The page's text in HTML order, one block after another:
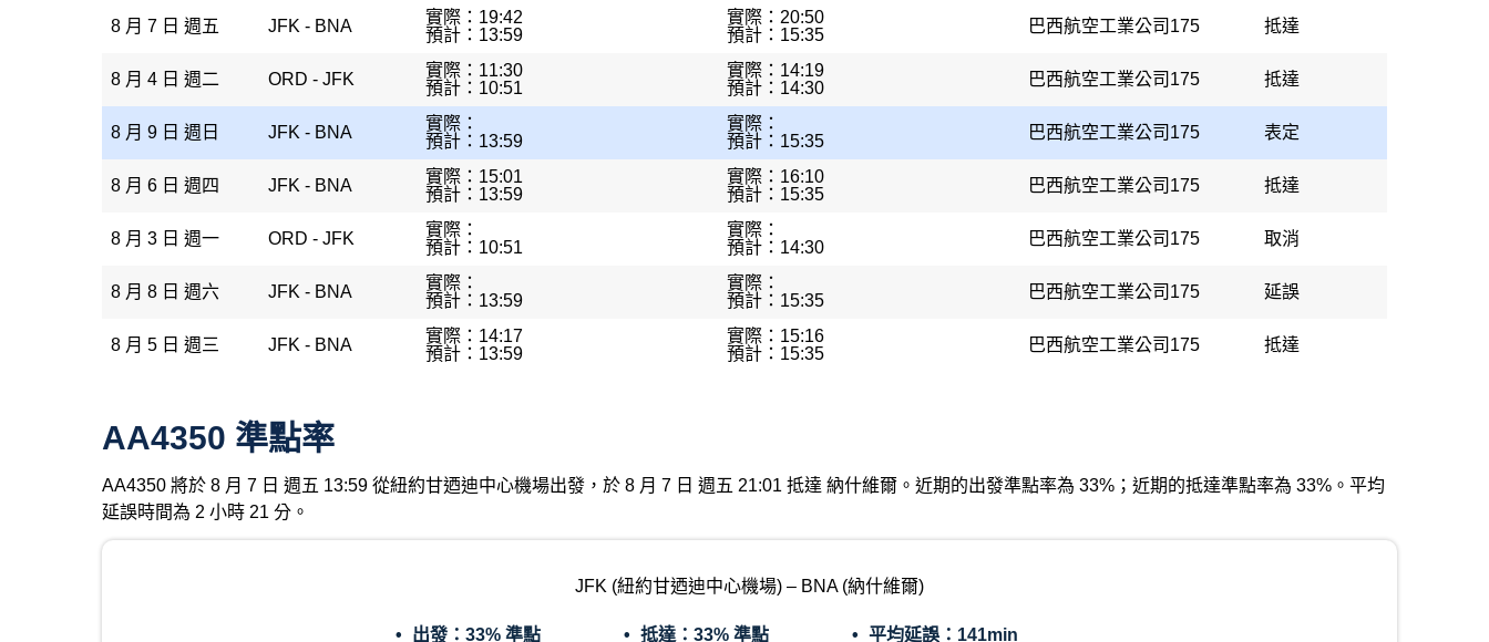
8 月 7 日 週五 JFK - BNA
實際：19:42
預計：13:59
實際：20:50
預計：15:35
巴西航空工業公司175 抵達
8 月 4 日 週二 ORD - JFK
實際：11:30
預計：10:51
實際：14:19
預計：14:30
巴西航空工業公司175 抵達
8 月 9 日 週日 JFK - BNA
實際：
預計：13:59
實際：
預計：15:35
巴西航空工業公司175 表定
8 月 6 日 週四 JFK - BNA
實際：15:01
預計：13:59
實際：16:10
預計：15:35
巴西航空工業公司175 抵達
8 月 3 日 週一 ORD - JFK
實際：
預計：10:51
實際：
預計：14:30
巴西航空工業公司175 取消
8 月 8 日 週六 JFK - BNA
實際：
預計：13:59
實際：
預計：15:35
巴西航空工業公司175 延誤
8 月 5 日 週三 JFK - BNA
實際：14:17
預計：13:59
實際：15:16
預計：15:35
巴西航空工業公司175 抵達
AA4350 準點率
AA4350 將於 8 月 7 日 週五 13:59 從紐約甘迺迪中心機場出發，於 8 月 7 日 週五 21:01 抵達 納什維爾。近期的出發準點率為 33%；近期的抵達準點率為 33%。平均
延誤時間為 2 小時 21 分。
JFK (紐約甘迺迪中心機場) – BNA (納什維爾)
出發： 33% 準點 抵達： 33% 準點 平均延誤： 141min